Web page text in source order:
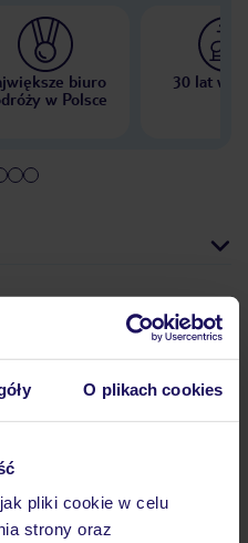
O plikach cookies
pliki cookie w celu
strony oraz
biuro
w Polsce
30 lat w